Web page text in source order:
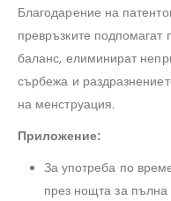
Благодарение на
превръзките
баланс, елиминират
сърбежа и
на менструация.
Приложение:
За употреба по
през нощта за пълна